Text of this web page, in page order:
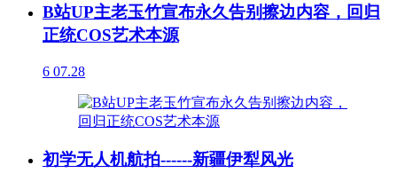
B站UP主老玉竹宣布永久告别擦边内容，回归
正统COS艺术本源
6 07.28
初学无人机航拍------新疆伊犁风光